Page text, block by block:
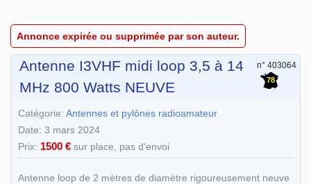
Annonce expirée ou supprimée par son auteur.
Antenne I3VHF midi loop 3,5 à 14
MHz 800 Watts NEUVE
n° 403064
78
Catégorie: Antennes et pylônes radioamateur
Date: 3 mars 2024
Prix: 1500 € sur place, pas d'envoi
Antenne loop de 2 mètres de diamètre rigoureusement neuve